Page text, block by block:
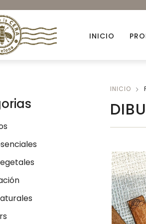
INICIO
Colorantes orgánicos
Envases para Velas
INICIO